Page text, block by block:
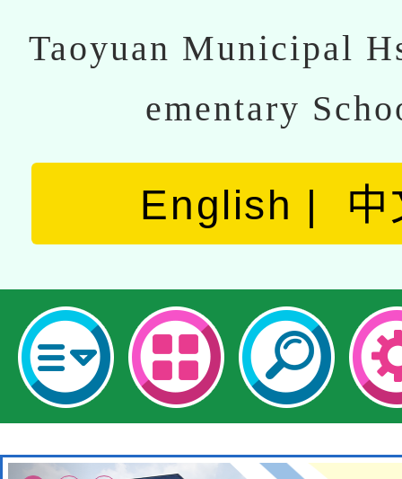
Taoyuan Municipal
ementary
English 中